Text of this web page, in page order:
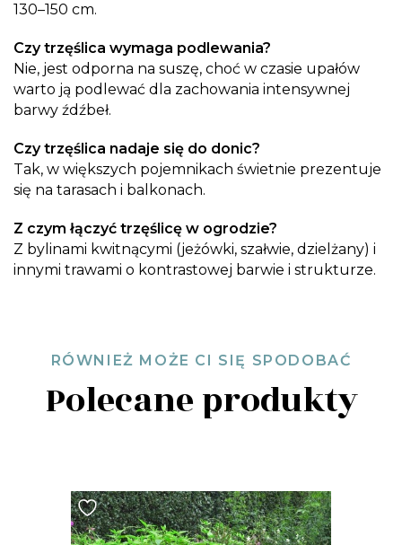
130–150 cm.
Czy trzęślica wymaga podlewania?
Nie, jest odporna na suszę, choć w czasie upałów
warto ją podlewać dla zachowania intensywnej
barwy źdźbeł.
Czy trzęślica nadaje się do donic?
Tak, w większych pojemnikach świetnie prezentuje
się na tarasach i balkonach.
Z czym łączyć trzęślicę w ogrodzie?
Z bylinami kwitnącymi (jeżówki, szałwie, dzielżany) i
innymi trawami o kontrastowej barwie i strukturze.
RÓWNIEŻ MOŻE CI SIĘ SPODOBAĆ
Polecane produkty